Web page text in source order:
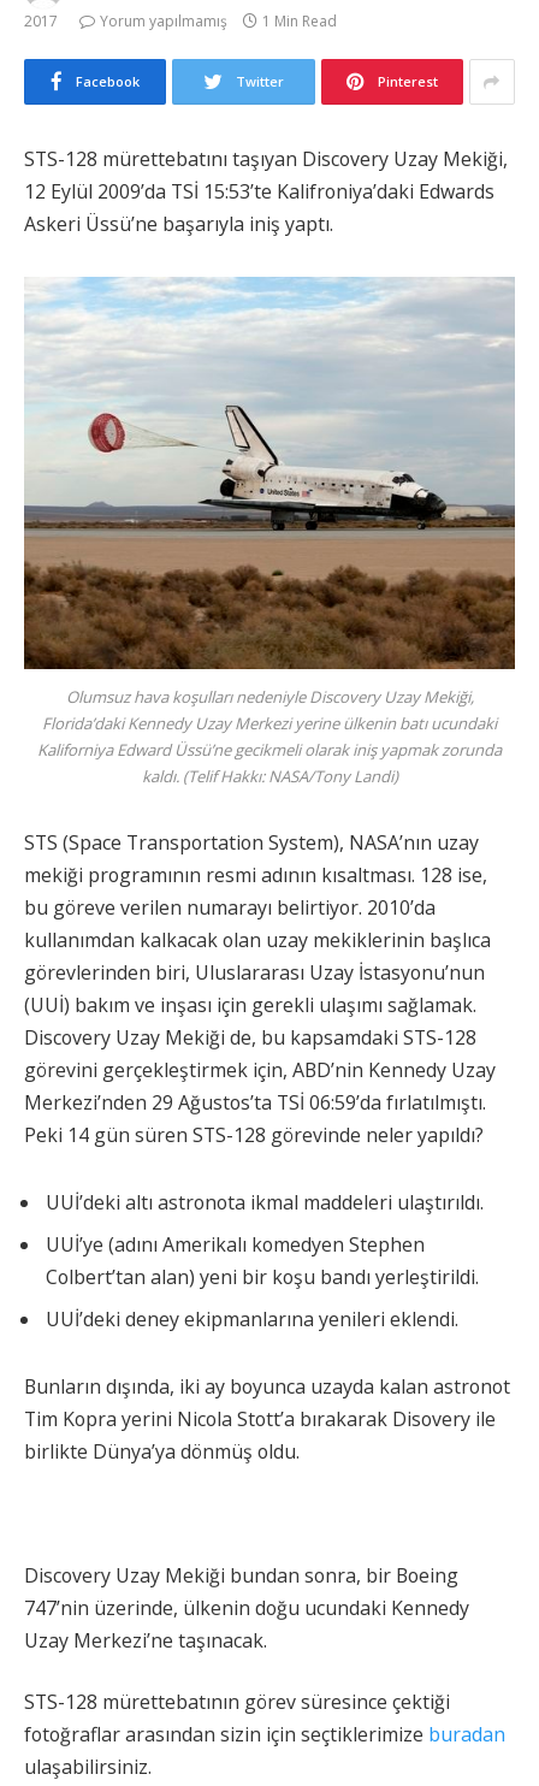
2017
Yorum yapılmamış 1 Min Read
Facebook Twitter Pinterest
STS-128 mürettebatını taşıyan Discovery Uzay Mekiği,
12 Eylül 2009’da TSİ 15:53’te Kalifroniya’daki Edwards
Askeri Üssü’ne başarıyla iniş yaptı.
Olumsuz hava koşulları nedeniyle Discovery Uzay Mekiği,
Florida’daki Kennedy Uzay Merkezi yerine ülkenin batı ucundaki
Kaliforniya Edward Üssü’ne gecikmeli olarak iniş yapmak zorunda
kaldı. (Telif Hakkı: NASA/Tony Landi)
STS (Space Transportation System), NASA’nın uzay
mekiği programının resmi adının kısaltması. 128 ise,
bu göreve verilen numarayı belirtiyor. 2010’da
kullanımdan kalkacak olan uzay mekiklerinin başlıca
görevlerinden biri, Uluslararası Uzay İstasyonu’nun
(UUİ) bakım ve inşası için gerekli ulaşımı sağlamak.
Discovery Uzay Mekiği de, bu kapsamdaki STS-128
görevini gerçekleştirmek için, ABD’nin Kennedy Uzay
Merkezi’nden 29 Ağustos’ta TSİ 06:59’da fırlatılmıştı.
Peki 14 gün süren STS-128 görevinde neler yapıldı?
UUİ’deki altı astronota ikmal maddeleri ulaştırıldı.
UUİ’ye (adını Amerikalı komedyen Stephen
Colbert’tan alan) yeni bir koşu bandı yerleştirildi.
UUİ’deki deney ekipmanlarına yenileri eklendi.
Bunların dışında, iki ay boyunca uzayda kalan astronot
Tim Kopra yerini Nicola Stott’a bırakarak Disovery ile
birlikte Dünya’ya dönmüş oldu.
Discovery Uzay Mekiği bundan sonra, bir Boeing
747’nin üzerinde, ülkenin doğu ucundaki Kennedy
Uzay Merkezi’ne taşınacak.
STS-128 mürettebatının görev süresince çektiği
fotoğraflar arasından sizin için seçtiklerimize buradan
ulaşabilirsiniz.